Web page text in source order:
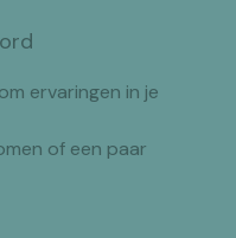
ervaringen in je
of een paar